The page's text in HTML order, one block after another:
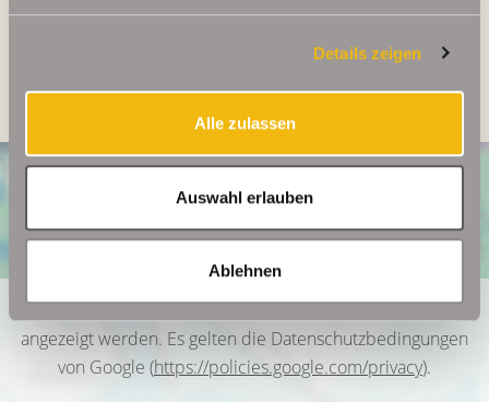
Details zeigen
Alle zulassen
Auswahl erlauben
Ablehnen
Gas
Ich bin damit einverstanden, dass mir Karten von Google
angezeigt werden. Es gelten die Datenschutzbedingungen
von Google (https://policies.google.com/privacy).